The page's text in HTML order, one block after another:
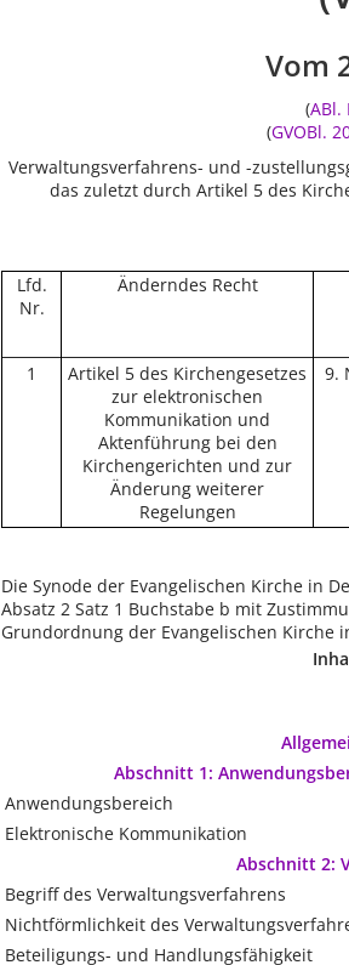
Vom
(ABl.
(GVOBl.
Verwaltungsverfahrens- und -
das zuletzt durch Artikel 5 des
Lfd.
Nr.
Änderndes Recht
1
Artikel 5 des Kirchengesetzes
zur elektronischen
Kommunikation und
Aktenführung bei den
Kirchengerichten und zur
Änderung weiterer
Regelungen
9.
Die Synode der Evangelischen Kirche in
Absatz 2 Satz 1 Buchstabe b mit
Grundordnung der Evangelischen Kirche
Abschnitt 1:
Anwendungsbereich
Elektronische Kommunikation
Abschnitt 2:
Begriff des Verwaltungsverfahrens
Nichtförmlichkeit des
Beteiligungs- und Handlungsfähigkeit